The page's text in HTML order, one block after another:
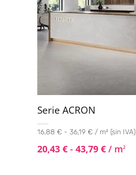
90x90(5)
(6)
Serie ACRON
16,88 € - 36,19 € / m² (sin IVA)
20,43 € - 43,79 € / m2